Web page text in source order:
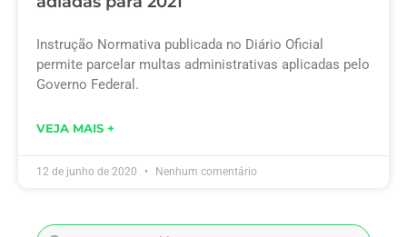
Instrução Normativa publicada no Diário Oficial
permite parcelar multas administrativas aplicadas pelo
Governo Federal.
VEJA MAIS +
12 de junho de 2020 Nenhum comentário